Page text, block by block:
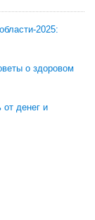
2025:
о здоровом
от денег и